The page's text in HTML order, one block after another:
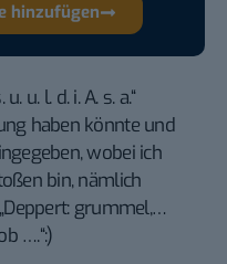
hinzufügen
u. l. d. i. A. s. a.“
haben könnte und
wobei ich
bin, nämlich
grummel,…
….“:)